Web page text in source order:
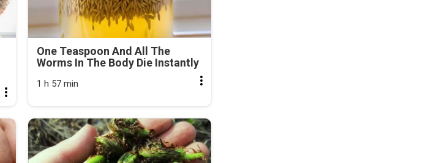
One Teaspoon And All The
Worms In The Body Die Instantly
1 h 57 min